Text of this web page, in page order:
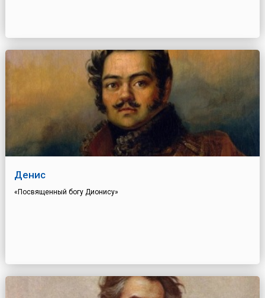
Денис
«Посвященный богу Дионису»